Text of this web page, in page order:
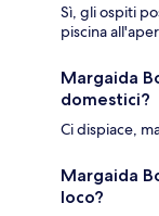
Sì, gli ospiti
piscina
Margaida
domestici?
Ci dispiace,
Margaida
loco?